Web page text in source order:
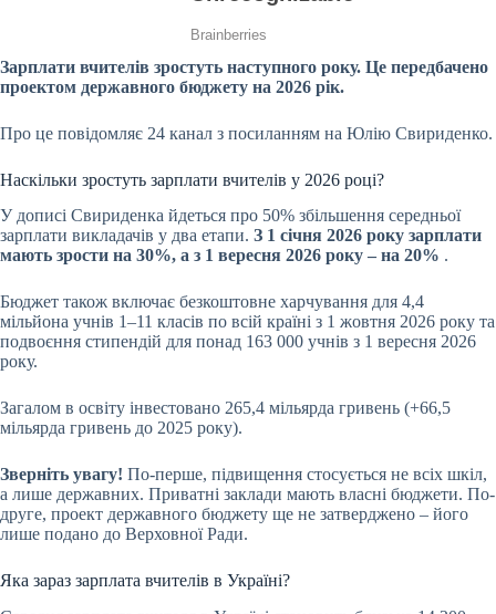
Зарплати вчителів зростуть наступного року. Це передбачено
проектом державного бюджету на 2026 рік.
Про це повідомляє 24 канал з посиланням на Юлію Свириденко.
Наскільки зростуть зарплати вчителів у 2026 році?
У дописі Свириденка йдеться про 50% збільшення середньої
зарплати викладачів у два етапи. З 1 січня 2026 року зарплати
мають зрости на 30%, а з 1 вересня 2026 року – на 20% .
Бюджет також включає безкоштовне харчування для 4,4
мільйона учнів 1–11 класів по всій країні з 1 жовтня 2026 року та
подвоєння стипендій для понад 163 000 учнів з 1 вересня 2026
року.
Загалом в освіту інвестовано 265,4 мільярда гривень (+66,5
мільярда гривень до 2025 року).
Зверніть увагу! По-перше, підвищення стосується не всіх шкіл,
а лише державних. Приватні заклади мають власні бюджети. По-
друге, проект державного бюджету ще не затверджено – його
лише подано до Верховної Ради.
Яка зараз зарплата вчителів в Україні?